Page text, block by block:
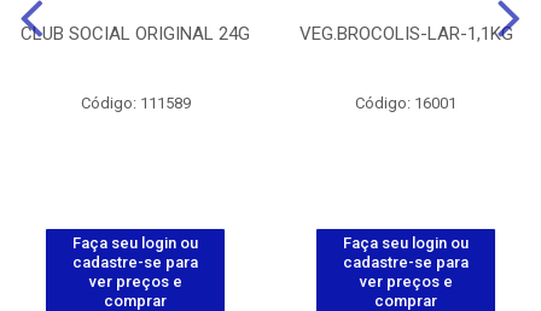
CLUB SOCIAL ORIGINAL 24G
Código: 111589
Faça seu login ou
cadastre-se para
ver preços e
comprar
VEG.BROCOLIS-LAR-1,1KG
Código: 16001
Faça seu login ou
cadastre-se para
ver preços e
comprar